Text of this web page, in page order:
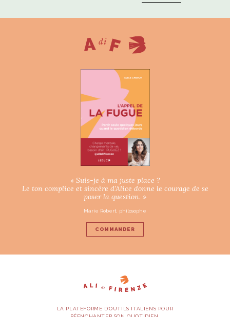
« Suis-je à ma juste place ?
Le ton complice et sincère d’Alice donne le courage de se
poser la question. »
Marie Robert, philosophe
COMMANDER
LA PLATEFORME D’OUTILS ITALIENS POUR